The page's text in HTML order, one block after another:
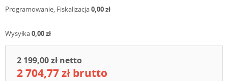
Programowanie, Fiskalizacja0,00 zł
Wysyłka0,00 zł
2 199,00 zł netto
2 704,77 zł brutto